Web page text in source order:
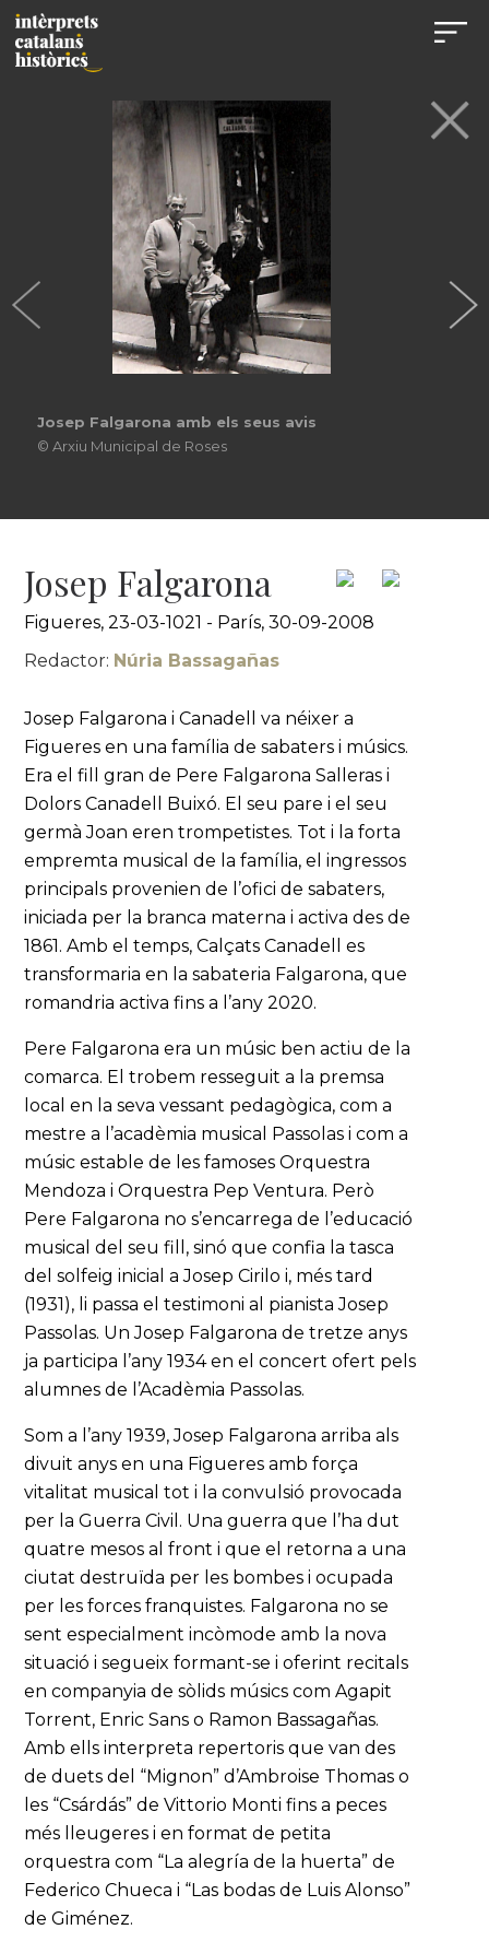
Davant del Colegio de España a París, 1951
© Pablo Carrion
Josep Falgarona
Figueres, 23-03-1021 - París, 30-09-2008
Redactor: Núria Bassagañas
Josep Falgarona i Canadell va néixer a
Figueres en una família de sabaters i músics.
Era el fill gran de Pere Falgarona Salleras i
Dolors Canadell Buixó. El seu pare i el seu
germà Joan eren trompetistes. Tot i la forta
empremta musical de la família, el ingressos
principals provenien de l’ofici de sabaters,
iniciada per la branca materna i activa des de
1861. Amb el temps, Calçats Canadell es
transformaria en la sabateria Falgarona, que
romandria activa fins a l’any 2020.
Pere Falgarona era un músic ben actiu de la
comarca. El trobem resseguit a la premsa
local en la seva vessant pedagògica, com a
mestre a l’acadèmia musical Passolas i com a
músic estable de les famoses Orquestra
Mendoza i Orquestra Pep Ventura. Però
Pere Falgarona no s’encarrega de l’educació
musical del seu fill, sinó que confia la tasca
del solfeig inicial a Josep Cirilo i, més tard
(1931), li passa el testimoni al pianista Josep
Passolas. Un Josep Falgarona de tretze anys
ja participa l’any 1934 en el concert ofert pels
alumnes de l’Acadèmia Passolas.
Som a l’any 1939, Josep Falgarona arriba als
divuit anys en una Figueres amb força
vitalitat musical tot i la convulsió provocada
per la Guerra Civil. Una guerra que l’ha dut
quatre mesos al front i que el retorna a una
ciutat destruïda per les bombes i ocupada
per les forces franquistes. Falgarona no se
sent especialment incòmode amb la nova
situació i segueix formant-se i oferint recitals
en companyia de sòlids músics com Agapit
Torrent, Enric Sans o Ramon Bassagañas.
Amb ells interpreta repertoris que van des
de duets del “Mignon” d’Ambroise Thomas o
les “Csárdás” de Vittorio Monti fins a peces
més lleugeres i en format de petita
orquestra com “La alegría de la huerta” de
Federico Chueca i “Las bodas de Luis Alonso”
de Giménez.